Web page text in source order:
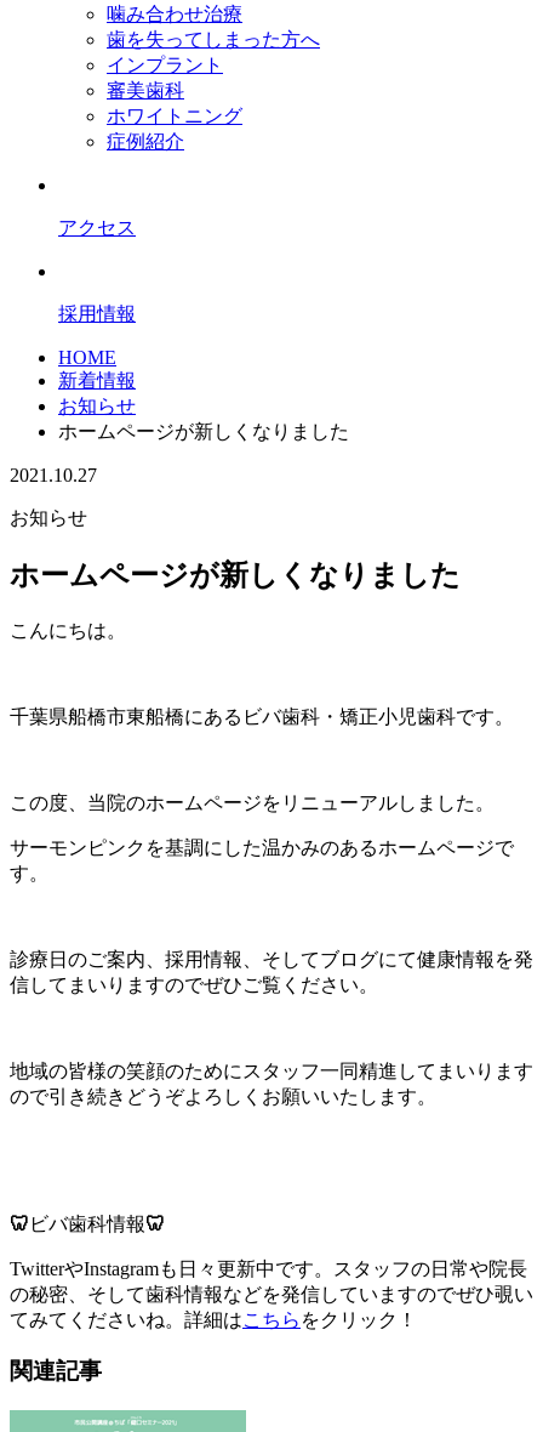
噛み合わせ治療
歯を失ってしまった方へ
インプラント
審美歯科
ホワイトニング
症例紹介
アクセス
採用情報
HOME
新着情報
お知らせ
ホームページが新しくなりました
2021.10.27
お知らせ
ホームページが新しくなりました
こんにちは。
千葉県船橋市東船橋にあるビバ歯科・矯正小児歯科です。
この度、当院のホームページをリニューアルしました。
サーモンピンクを基調にした温かみのあるホームページで
す。
診療日のご案内、採用情報、そしてブログにて健康情報を発
信してまいりますのでぜひご覧ください。
地域の皆様の笑顔のためにスタッフ一同精進してまいります
ので引き続きどうぞよろしくお願いいたします。
🦷 ビバ歯科情報🦷
TwitterやInstagramも日々更新中です。スタッフの日常や院長
の秘密、そして歯科情報などを発信していますのでぜひ覗い
てみてくださいね。詳細はこちら をクリック！
関連記事